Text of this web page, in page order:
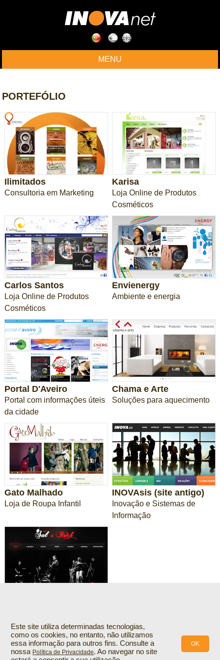
Este site utiliza determinadas tecnologias,
como os cookies, no entanto, não utilizamos
essa informação para outros fins. Consulte a
nossa Política de Privacidade. Ao navegar no site
OK
MENU
PORTEFÓLIO
Ilimitados
Consultoria em Marketing
Karisa
Loja Online de Produtos
Cosméticos
Carlos Santos
Loja Online de Produtos
Cosméticos
Envienergy
Ambiente e energia
Portal D'Aveiro
Portal com informações úteis
da cidade
Chama e Arte
Soluções para aquecimento
Gato Malhado
Loja de Roupa Infantil
INOVAsis (site antigo)
Inovação e Sistemas de
Informação
7
13 14